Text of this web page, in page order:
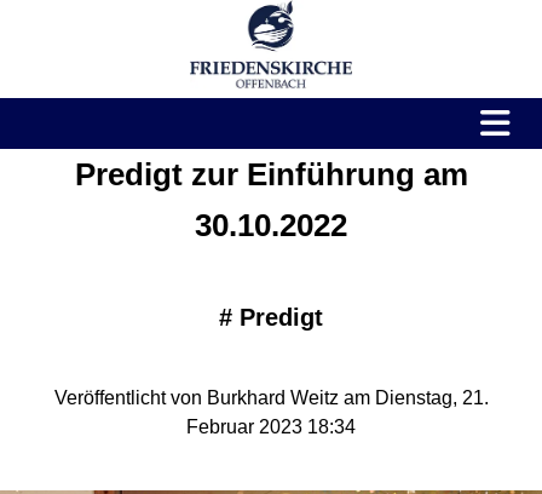
Predigt zur Einführung am
30.10.2022
# Predigt
Veröffentlicht von Burkhard Weitz am Dienstag, 21.
Februar 2023 18:34